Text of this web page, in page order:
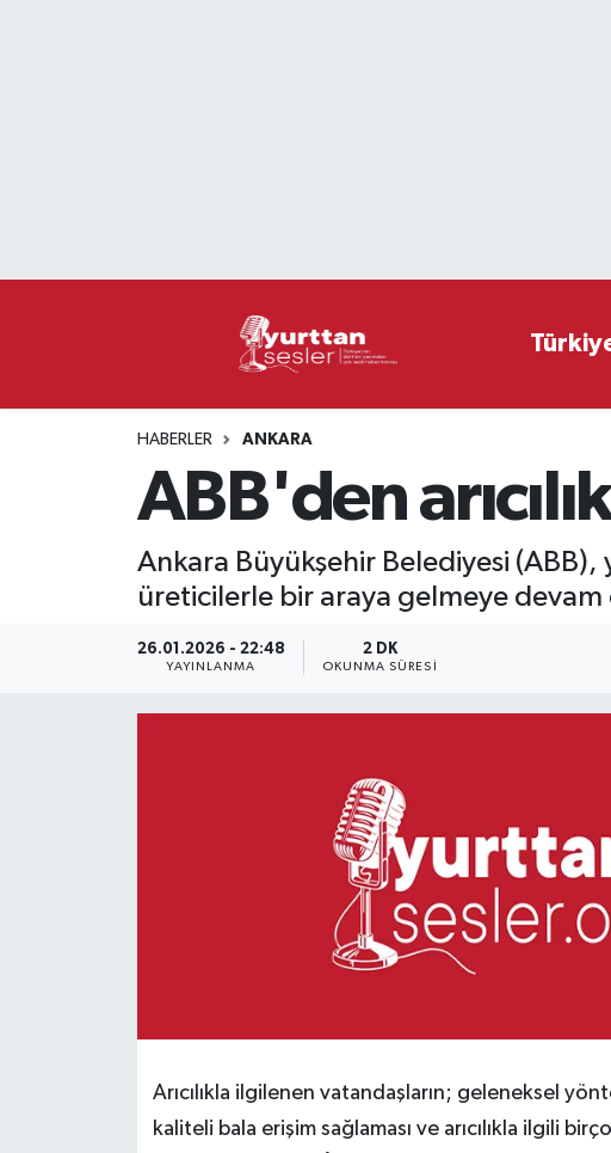
HABERLER ANKARA
ABB'den
Ankara Büyükşehir Belediyesi (ABB),
üreticilerle bir araya gelmeye devam
26.01.2026 - 22:48
YAYINLANMA
2 DK
OKUNMA SÜRESI
Arıcılıkla ilgilenen vatandaşların; geleneksel
kaliteli bala erişim sağlaması ve arıcılıkla ilgili
Süper Lig Puan Durumu ve Fikstür
Haber Arşivi